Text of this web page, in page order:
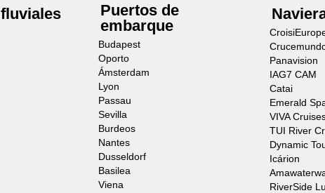
Puertos de
embarque
Budapest
Oporto
Ámsterdam
Lyon
Passau
Sevilla
Burdeos
Nantes
Dusseldorf
Basilea
Viena
Panavision
IAG7 CAM
Catai
Emerald
VIVA
TUI River
Dynamic
Icárion
RiverSide